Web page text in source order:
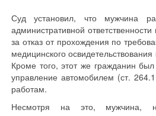
Суд установил, что мужчина
административной
за отказ от прохождения по
медицинского
Кроме того, этот же гражданин
управление автомобилем (ст.
работам.
Несмотря на это, мужчина,